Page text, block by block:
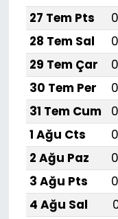
27 Tem Pts
28 Tem Sal
29 Tem Çar
30 Tem Per
31 Tem Cum
1 Ağu Cts
2 Ağu Paz
3 Ağu Pts
4 Ağu Sal